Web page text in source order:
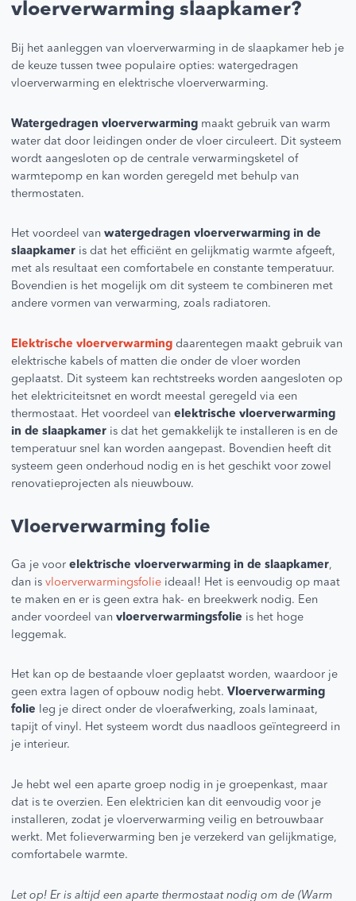
vloerverwarming slaapkamer?
Bij het aanleggen van vloerverwarming in de slaapkamer heb je
de keuze tussen twee populaire opties: watergedragen
vloerverwarming en elektrische vloerverwarming.
Watergedragen vloerverwarming maakt gebruik van warm
water dat door leidingen onder de vloer circuleert. Dit systeem
wordt aangesloten op de centrale verwarmingsketel of
warmtepomp en kan worden geregeld met behulp van
thermostaten.
Het voordeel vanwatergedragen vloerverwarming in de
slaapkamer is dat het efficiënt en gelijkmatig warmte afgeeft,
met als resultaat een comfortabele en constante temperatuur.
Bovendien is het mogelijk om dit systeem te combineren met
andere vormen van verwarming, zoals radiatoren.
Elektrische vloerverwarming daarentegen maakt gebruik van
elektrische kabels of matten die onder de vloer worden
geplaatst. Dit systeem kan rechtstreeks worden aangesloten op
het elektriciteitsnet en wordt meestal geregeld via een
thermostaat. Het voordeel vanelektrische vloerverwarming
in de slaapkamer is dat het gemakkelijk te installeren is en de
temperatuur snel kan worden aangepast. Bovendien heeft dit
systeem geen onderhoud nodig en is het geschikt voor zowel
renovatieprojecten als nieuwbouw.
Vloerverwarming folie
Ga je voorelektrische vloerverwarming in de slaapkamer,
dan isvloerverwarmingsfolie ideaal! Het is eenvoudig op maat
te maken en er is geen extra hak- en breekwerk nodig. Een
ander voordeel vanvloerverwarmingsfolie is het hoge
leggemak.
Het kan op de bestaande vloer geplaatst worden, waardoor je
geen extra lagen of opbouw nodig hebt.Vloerverwarming
folie leg je direct onder de vloerafwerking, zoals laminaat,
tapijt of vinyl. Het systeem wordt dus naadloos geïntegreerd in
je interieur.
Je hebt wel een aparte groep nodig in je groepenkast, maar
dat is te overzien. Een elektricien kan dit eenvoudig voor je
installeren, zodat je vloerverwarming veilig en betrouwbaar
werkt. Met folieverwarming ben je verzekerd van gelijkmatige,
comfortabele warmte.
Let op! Er is altijd een aparte thermostaat nodig om de (Warm